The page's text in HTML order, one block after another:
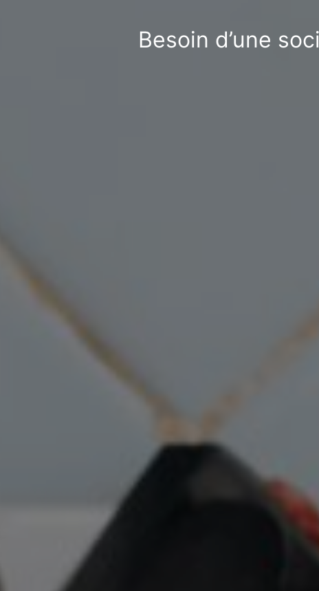
Besoin d’une